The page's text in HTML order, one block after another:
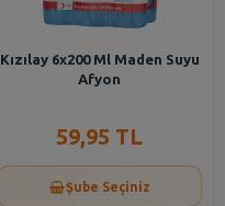
Kızılay 6x200 Ml Maden Suyu
Afyon
59,95 TL
Şube Seçiniz